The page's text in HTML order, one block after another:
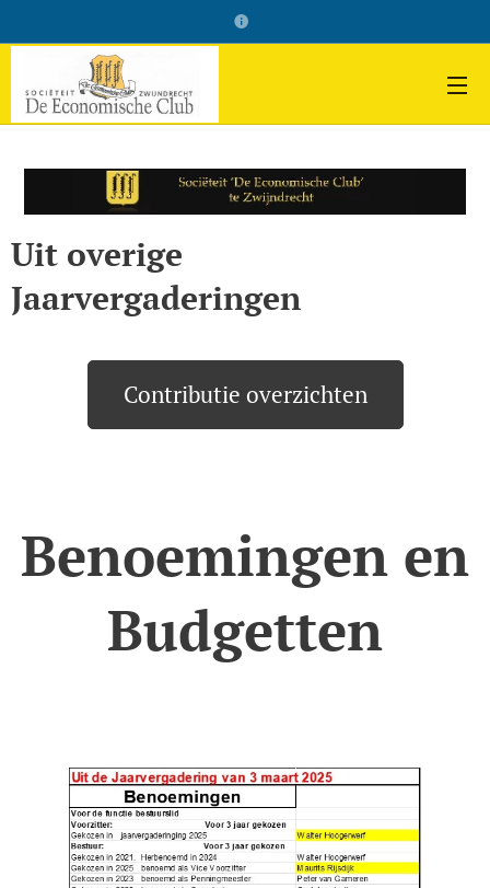
Uit overige
Jaarvergaderingen
Contributie overzichten
Benoemingen en
Budgetten